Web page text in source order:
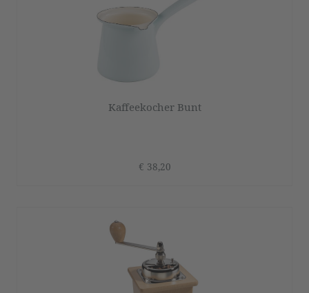
Kaffeekocher Bunt
€ 38,20